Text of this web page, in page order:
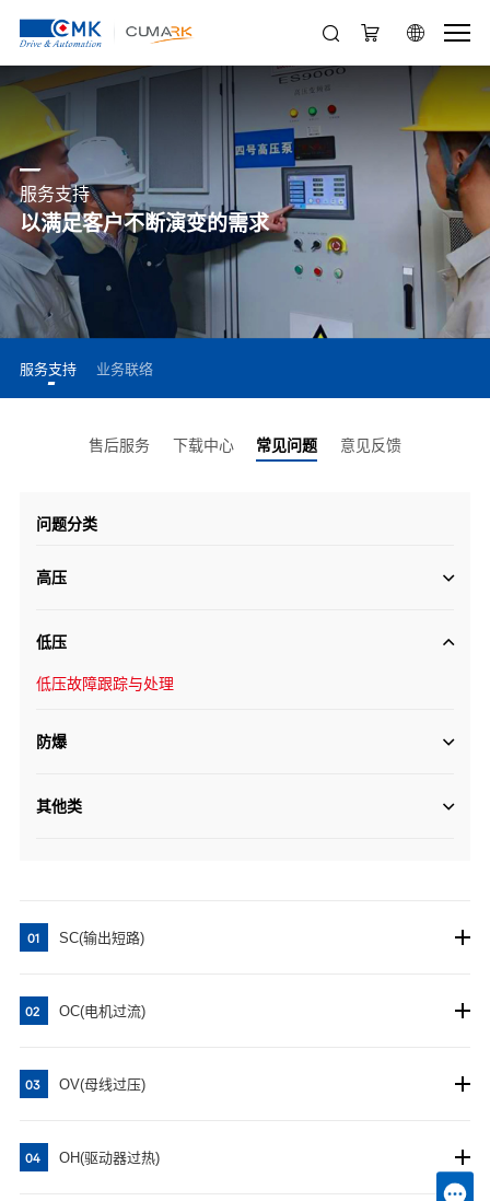
服务支持
以满足客户不断演变的需求
服务支持 业务联络
售后服务 下载中心 常见问题 意见反馈
问题分类
高压
低压
低压故障跟踪与处理
防爆
其他类
01 SC(输出短路)
02 OC(电机过流)
03 OV(母线过压)
04 OH(驱动器过热)